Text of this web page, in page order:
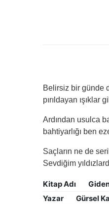
Belirsiz bir günde
pırıldayan ışıklar
Ardından usulca
bahtiyarlığı ben
Saçların ne de
Sevdiğim
Kitap Adı
Yazar
Gürsel